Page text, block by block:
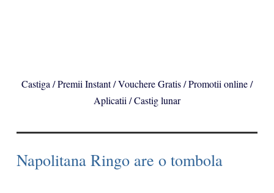
Castiga / Premii Instant / Vouchere Gratis / Promotii online /
Aplicatii / Castig lunar
Napolitana Ringo are o tombola